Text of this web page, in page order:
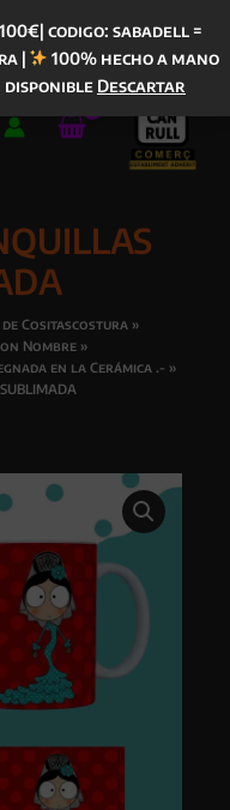
codigo: sabadell =
|
100% hecho a mano
Descartar
Cositascostura
Nombre
en la Cerámica .-